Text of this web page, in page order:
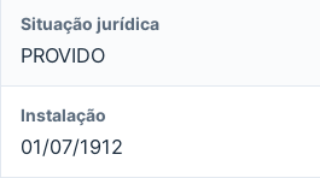
Situação jurídica
PROVIDO
Instalação
01/07/1912